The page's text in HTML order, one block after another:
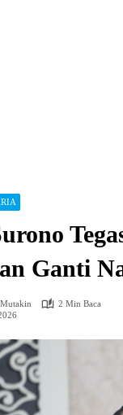
Ganti
2 Min Baca